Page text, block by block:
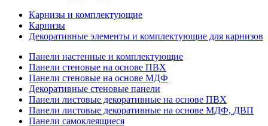
Карнизы и комплектующие
Карнизы
Декоративные элементы и комплектующие для карнизов
Панели настенные и комплектующие
Панели стеновые на основе ПВХ
Панели стеновые на основе МДФ
Декоративные стеновые панели
Панели листовые декоративные на основе ПВХ
Панели листовые декоративные на основе МДФ, ДВП
Панели самоклеящиеся